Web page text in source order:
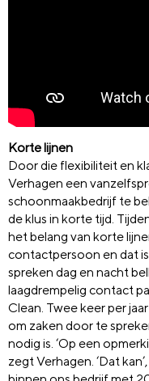
Korte lijnen
Door die flexibiliteit en
Verhagen een
schoonmaakbedrijf te
de klus in korte tijd.
het belang van korte
contactpersoon en dat
spreken dag en nacht
laagdrempelig contact
Clean. Twee keer per
om zaken door te
nodig is. ‘Op een
zegt Verhagen. ‘Dat